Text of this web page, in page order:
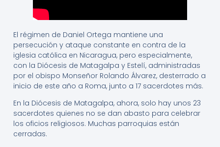
El régimen de Daniel Ortega mantiene una
persecución y ataque constante en contra de la
iglesia católica en Nicaragua, pero especialmente,
con la Diócesis de Matagalpa y Estelí, administradas
por el obispo Monseñor Rolando Álvarez, desterrado a
inicio de este año a Roma, junto a 17 sacerdotes más.
En la Diócesis de Matagalpa, ahora, solo hay unos 23
sacerdotes quienes no se dan abasto para celebrar
los oficios religiosos. Muchas parroquias están
cerradas.